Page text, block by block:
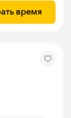
время